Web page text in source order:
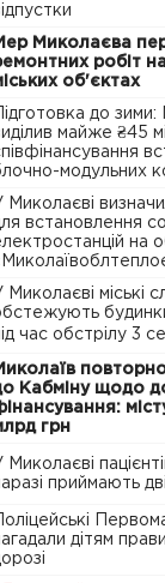
Миколаєва
робіт
об'єктах
Підготовка до зими:
майже ₴45
модульних
Миколаєві
встановлення
на
Миколаєві міські
час обстрілу 3
Кабміну щодо
грн
Миколаєві
приймають дві
Поліцейські
дітям